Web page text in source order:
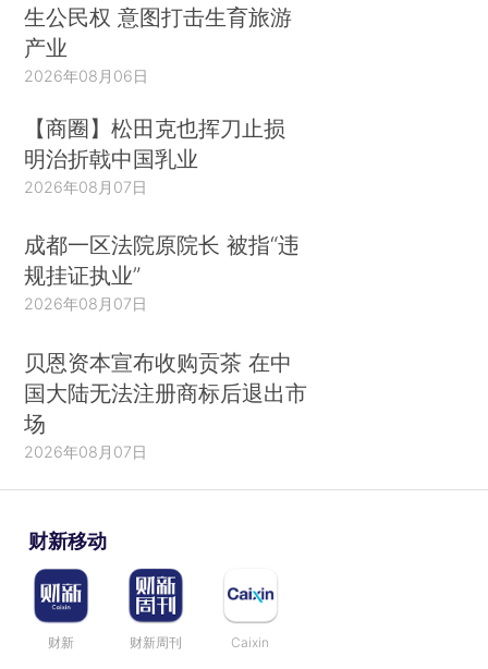
生公民权 意图打击生育旅游
产业
2026年08月06日
【商圈】松田克也挥刀止损
明治折戟中国乳业
2026年08月07日
成都一区法院原院长 被指“违
规挂证执业”
2026年08月07日
贝恩资本宣布收购贡茶 在中
国大陆无法注册商标后退出市
场
2026年08月07日
财新移动
财新 财新周刊 Caixin